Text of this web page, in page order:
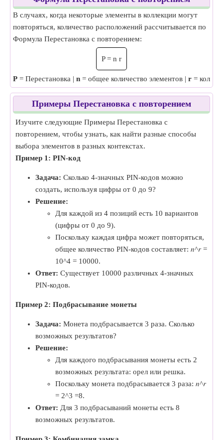
В случаях, когда некоторые элементы в коллекции могут
повторяться, количество расположений рассчитывается по
Формула Перестановка с повторением:
P = n r
P = Перестановка | n = общее количество элементов | r =
Примеры Перестановка с повторением
Изучите следующие Примеры Перестановка с
повторением, чтобы узнать, как найти разные способы
выбора элементов в разных контекстах.
Пример 1: PIN-код
Задача: Сколько 4-значных PIN-кодов можно
создать, используя цифры от 0 до 9?
Решение:
Для каждой из 4 позиций есть 10 вариантов
(цифры от 0 до 9).
Поскольку каждая цифра может повторяться,
общее количество PIN-кодов составляет: 𝑛^𝑟 =
10^4 = 10000.
Ответ: Существует 10000 различных 4-значных
PIN-кодов.
Пример 2: Подбрасывание монеты
Задача: Монета подбрасывается 3 раза. Сколько
возможных результатов?
Решение:
Для каждого подбрасывания монеты есть 2
возможных результата: орел или решка.
Поскольку монета подбрасывается 3 раза: 𝑛^𝑟
= 2^3 =8.
Ответ: Для 3 подбрасываний монеты есть 8
возможных результатов.